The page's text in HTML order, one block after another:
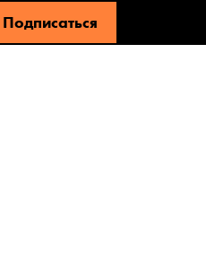
Подписаться